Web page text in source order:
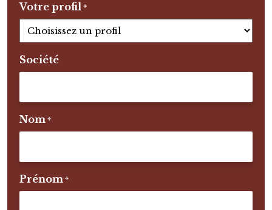
Votre profil*
Société
Nom*
Prénom*